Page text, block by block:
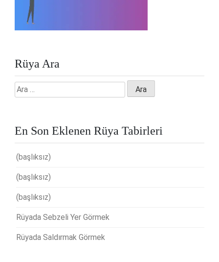
Rüya Ara
Arama:
En Son Eklenen Rüya Tabirleri
(başlıksız)
(başlıksız)
(başlıksız)
Rüyada Sebzeli Yer Görmek
Rüyada Saldırmak Görmek